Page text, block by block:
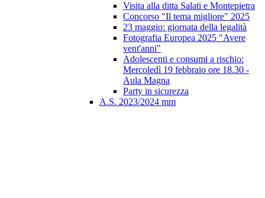
Visita alla ditta Salati e Montepietra
Concorso "Il tema migliore" 2025
23 maggio: giornata della legalità
Fotografia Europea 2025 "Avere
vent'anni"
Adolescenti e consumi a rischio:
Mercoledì 19 febbraio ore 18.30 -
Aula Magna
Party in sicurezza
A.S. 2023/2024 mm